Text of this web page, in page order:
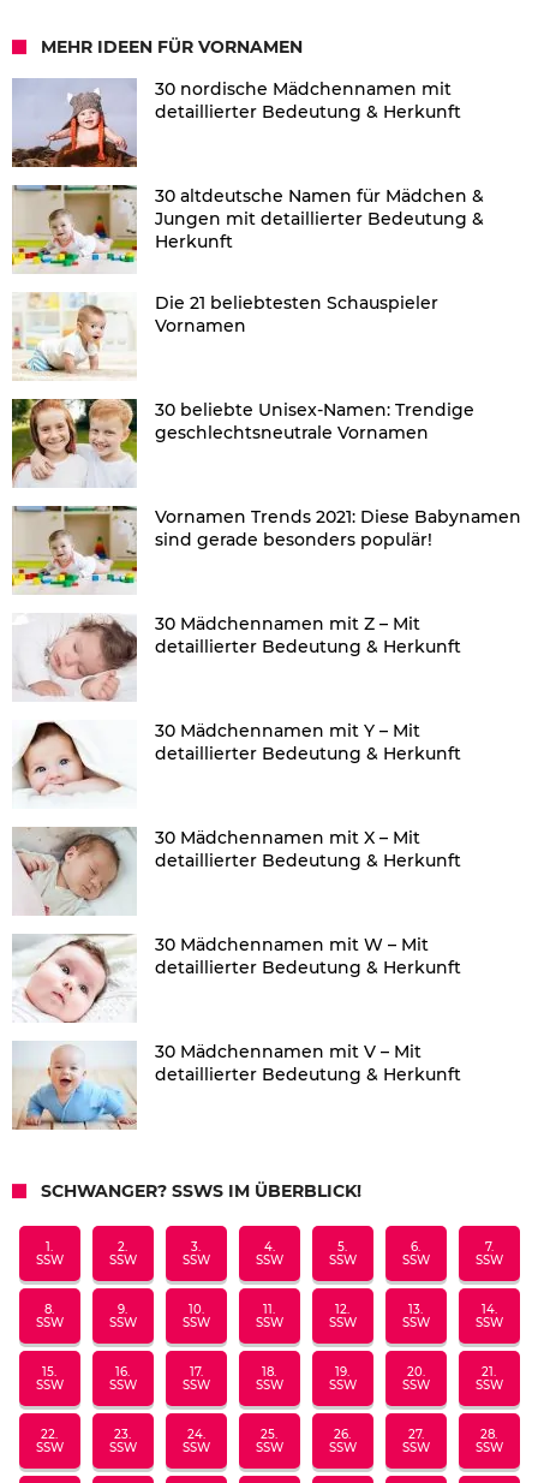
MEHR IDEEN FÜR VORNAMEN
30 nordische Mädchennamen mit
detaillierter Bedeutung & Herkunft
30 altdeutsche Namen für Mädchen &
Jungen mit detaillierter Bedeutung &
Herkunft
Die 21 beliebtesten Schauspieler
Vornamen
30 beliebte Unisex-Namen: Trendige
geschlechtsneutrale Vornamen
Vornamen Trends 2021: Diese Babynamen
sind gerade besonders populär!
30 Mädchennamen mit Z – Mit
detaillierter Bedeutung & Herkunft
30 Mädchennamen mit Y – Mit
detaillierter Bedeutung & Herkunft
30 Mädchennamen mit X – Mit
detaillierter Bedeutung & Herkunft
30 Mädchennamen mit W – Mit
detaillierter Bedeutung & Herkunft
30 Mädchennamen mit V – Mit
detaillierter Bedeutung & Herkunft
SCHWANGER? SSWS IM ÜBERBLICK!
1.
SSW
2.
SSW
3.
SSW
4.
SSW
5.
SSW
6.
SSW
7.
SSW
8.
SSW
9.
SSW
10.
SSW
11.
SSW
12.
SSW
13.
SSW
14.
SSW
15.
SSW
16.
SSW
17.
SSW
18.
SSW
19.
SSW
20.
SSW
21.
SSW
22.
SSW
23.
SSW
24.
SSW
25.
SSW
26.
SSW
27.
SSW
28.
SSW